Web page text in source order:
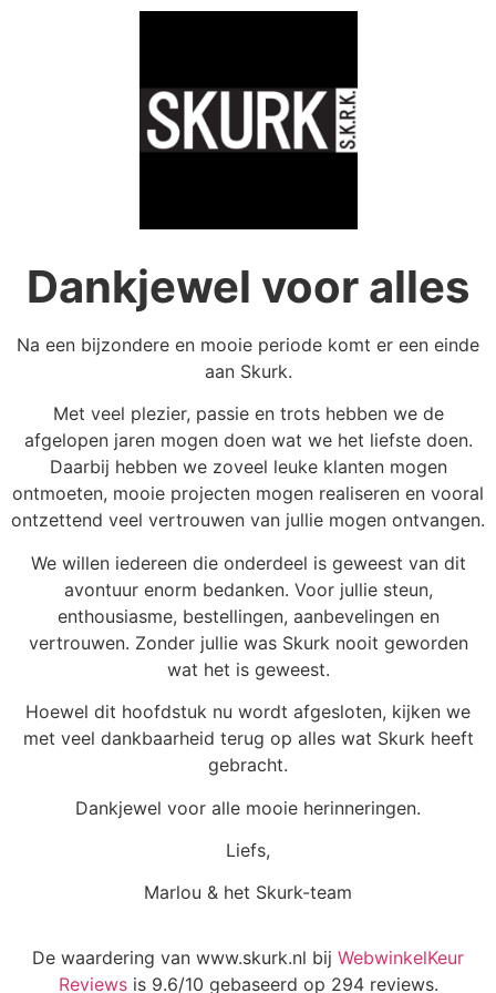
Dankjewel voor alles
Na een bijzondere en mooie periode komt er een einde
aan Skurk.
Met veel plezier, passie en trots hebben we de
afgelopen jaren mogen doen wat we het liefste doen.
Daarbij hebben we zoveel leuke klanten mogen
ontmoeten, mooie projecten mogen realiseren en vooral
ontzettend veel vertrouwen van jullie mogen ontvangen.
We willen iedereen die onderdeel is geweest van dit
avontuur enorm bedanken. Voor jullie steun,
enthousiasme, bestellingen, aanbevelingen en
vertrouwen. Zonder jullie was Skurk nooit geworden
wat het is geweest.
Hoewel dit hoofdstuk nu wordt afgesloten, kijken we
met veel dankbaarheid terug op alles wat Skurk heeft
gebracht.
Dankjewel voor alle mooie herinneringen.
Liefs,
Marlou & het Skurk-team
De waardering van www.skurk.nl bij WebwinkelKeur
Reviewsis 9.6/10 gebaseerd op 294 reviews.